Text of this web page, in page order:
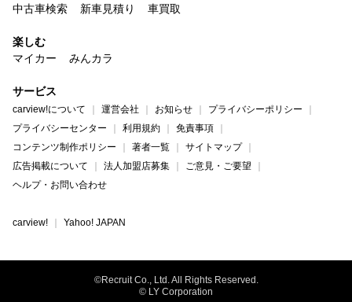
中古車検索
新車見積り 車買取
楽しむ
マイカー
みんカラ
サービス
carview!について 運営会社 お知らせ
プライバシーポリシー
プライバシーセンター
利用規約
免責事項
コンテンツ制作ポリシー
著者一覧
サイトマップ
広告掲載について
法人加盟店募集
ご意見・ご要望
ヘルプ・お問い合わせ
carview! Yahoo! JAPAN
©Recruit Co., Ltd. All Rights Reserved.
© LY Corporation